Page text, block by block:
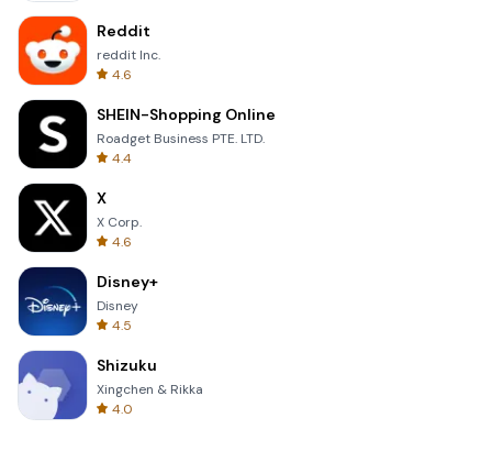
Reddit
reddit Inc.
4.6
SHEIN-Shopping Online
Roadget Business PTE. LTD.
4.4
X
X Corp.
4.6
Disney+
Disney
4.5
Shizuku
Xingchen & Rikka
4.0